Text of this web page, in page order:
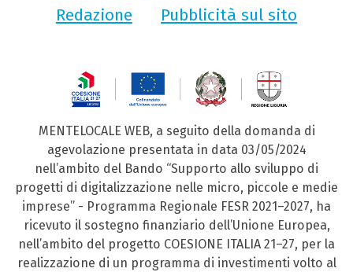
Redazione
Pubblicità sul sito
MENTELOCALE WEB, a seguito della domanda di
agevolazione presentata in data 03/05/2024
nell’ambito del Bando “Supporto allo sviluppo di
progetti di digitalizzazione nelle micro, piccole e medie
imprese” - Programma Regionale FESR 2021–2027, ha
ricevuto il sostegno finanziario dell’Unione Europea,
nell’ambito del progetto COESIONE ITALIA 21–27, per la
realizzazione di un programma di investimenti volto al